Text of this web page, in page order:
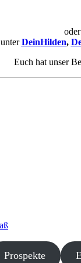
unterDeinHilden,
Euch hat unser
Prospekte